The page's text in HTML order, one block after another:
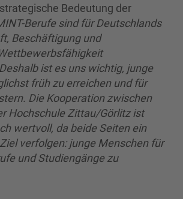
Bedeutung der
Berufe sind für Deutschlands
Beschäftigung und
ist es uns wichtig, junge
früh zu erreichen und für
Die Kooperation zwischen
Hochschule Zittau/Görlitz ist
wertvoll, da beide Seiten ein
verfolgen: junge Menschen für
und Studiengänge zu